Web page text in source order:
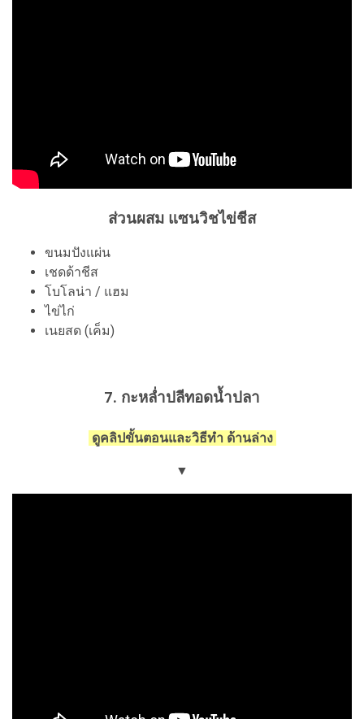
ส่วนผสม แซนวิชไข่ชีส
ขนมปังแผ่น
เชดด้าชีส
โบโลน่า / แฮม
ไข่ไก่
เนยสด (เค็ม)
7. กะหล่ำปลีทอดน้ำปลา
ดูคลิปขั้นตอนและวิธีทำ ด้านล่าง
▼